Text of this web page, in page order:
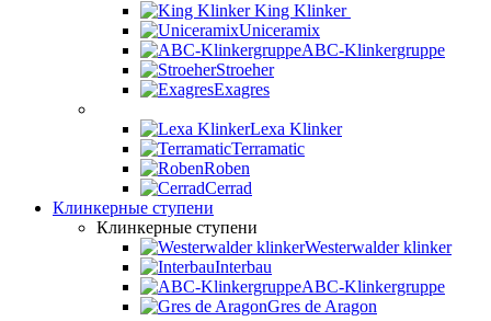
King Klinker
Uniceramix
ABC-Klinkergruppe
Stroeher
Exagres
Lexa Klinker
Terramatic
Roben
Cerrad
Клинкерные ступени
Клинкерные ступени
Westerwalder klinker
Interbau
ABC-Klinkergruppe
Gres de Aragon